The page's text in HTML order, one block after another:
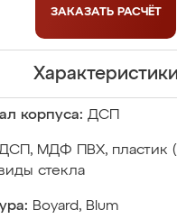
ЗАКАЗАТЬ РАСЧЁТ
Характеристики
корпуса: ДСП
МДФ ПВХ, пластик
стекла
Boyard, Blum